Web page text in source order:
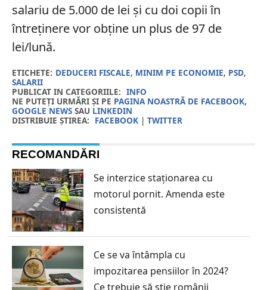
salariu de 5.000 de lei și cu doi copii în
întreținere vor obține un plus de 97 de
lei/lună.
ETICHETE: DEDUCERI FISCALE, MINIM PE ECONOMIE, PSD,
SALARII
PUBLICAT IN CATEGORIILE: INFO
NE PUTEȚI URMĂRI ȘI PE PAGINA NOASTRĂ DE FACEBOOK,
GOOGLE NEWSSAU LINKEDIN
DISTRIBUIE ȘTIREA: FACEBOOK| TWITTER
RECOMANDĂRI
Se interzice staționarea cu
motorul pornit. Amenda este
consistentă
Ce se va întâmpla cu
impozitarea pensiilor în 2024?
Ce trebuie să știe românii